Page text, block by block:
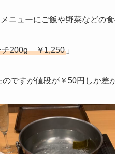
ニューにご飯や野菜などの
チ200g ￥1,250 」
ですが値段が￥50円しか差